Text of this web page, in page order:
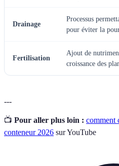
Drainage
Processus
pour éviter la
Fertilisation
Ajout de
croissance des
---
📺 Pour aller plus loin : comment
conteneur 2026 sur YouTube